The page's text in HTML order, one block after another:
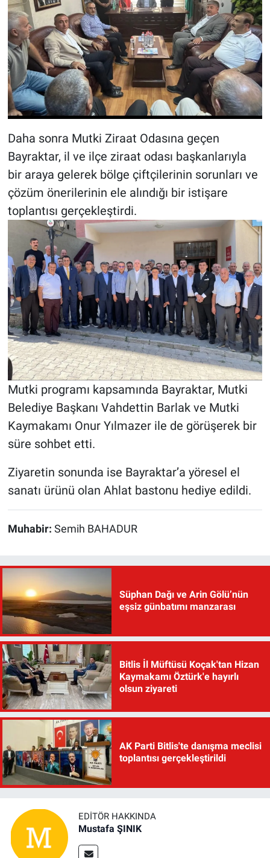
Daha sonra Mutki Ziraat Odasına geçen
Bayraktar, il ve ilçe ziraat odası başkanlarıyla
bir araya gelerek bölge çiftçilerinin sorunları ve
çözüm önerilerinin ele alındığı bir istişare
toplantısı gerçekleştirdi.
Mutki programı kapsamında Bayraktar, Mutki
Belediye Başkanı Vahdettin Barlak ve Mutki
Kaymakamı Onur Yılmazer ile de görüşerek bir
süre sohbet etti.
Ziyaretin sonunda ise Bayraktar’a yöresel el
sanatı ürünü olan Ahlat bastonu hediye edildi.
Muhabir: Semih BAHADUR
Süphan Dağı ve Arin Gölü’nün
eşsiz günbatımı manzarası
Bitlis İl Müftüsü Koçak'tan Hizan
Kaymakamı Öztürk'e hayırlı
olsun ziyareti
AK Parti Bitlis'te danışma meclisi
toplantısı gerçekleştirildi
EDITÖR HAKKINDA
Mustafa ŞINIK